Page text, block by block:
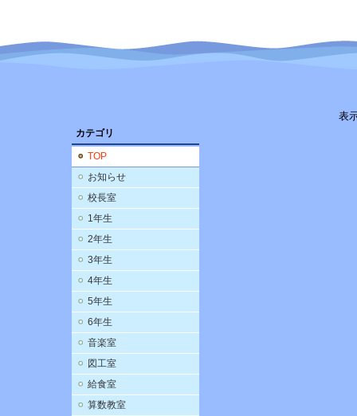
カテゴリ
TOP
お知らせ
校長室
1年生
2年生
3年生
4年生
5年生
6年生
音楽室
図工室
給食室
算数教室
表